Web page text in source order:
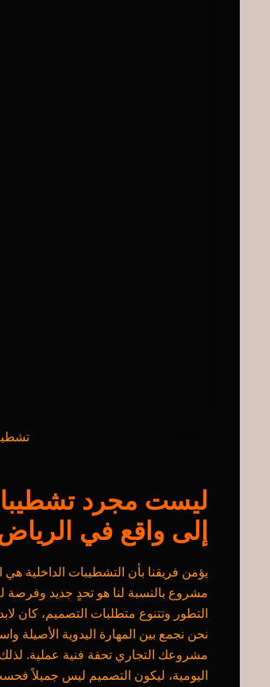
ليست مجرد
إلى واقع في
يؤمن فريقنا بأن التشطيبات الداخلية
مشروع بالنسبة لنا هو تحدٍ جديد وفرصة
التطور وتتنوع متطلبات التصميم،
نحن نجمع بين المهارة اليدوية الأصيلة
مشروعك التجاري تحفة فنية عملية.
اليومية، ليكون التصميم ليس جميلاً